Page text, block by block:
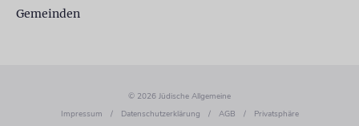
Gemeinden
© 2026 Jüdische Allgemeine
Impressum
/ Datenschutzerklärung / AGB / Privatsphäre